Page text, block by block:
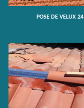
POSE DE VELUX 24